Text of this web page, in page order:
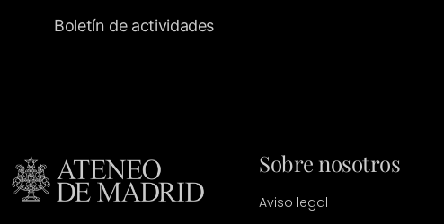
Boletín de actividades
Sobre nosotros
Aviso legal